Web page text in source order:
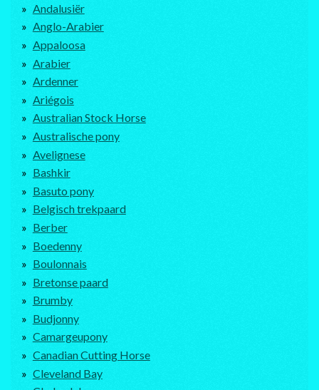
Andalusiër
Anglo-Arabier
Appaloosa
Arabier
Ardenner
Ariégois
Australian Stock Horse
Australische pony
Avelignese
Bashkir
Basuto pony
Belgisch trekpaard
Berber
Boedenny
Boulonnais
Bretonse paard
Brumby
Budjonny
Camargeupony
Canadian Cutting Horse
Cleveland Bay